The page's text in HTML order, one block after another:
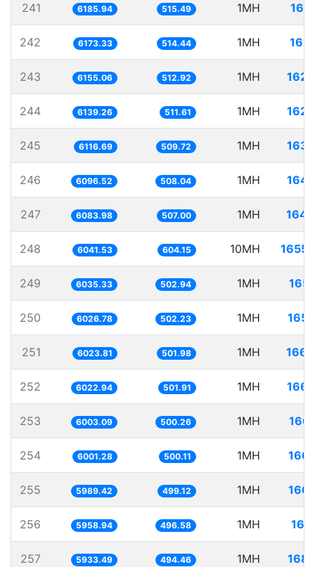
241 6185.94 515.49 1MH
242 6173.33 514.44 1MH
243 6155.06 512.92 1MH
244 6139.26 511.61 1MH
245 6116.69 509.72 1MH
246 6096.52 508.04 1MH
247 6083.98 507.00 1MH
248 6041.53 604.15 10MH
249 6035.33 502.94 1MH
250 6026.78 502.23 1MH
251 6023.81 501.98 1MH
252 6022.94 501.91 1MH
253 6003.09 500.26 1MH
254 6001.28 500.11 1MH
255 5989.42 499.12 1MH
256 5958.94 496.58 1MH
257 5933.49 494.46 1MH